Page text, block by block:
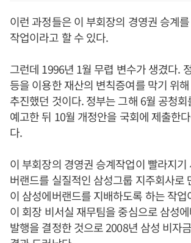
이런 과정들은 이 부회장의 경영권 승계
작업이라고 할 수 있다.
그런데 1996년 1월 무렵 변수가 생겼다.
등을 이용한 재산의 변칙증여를 막기 위
추진했던 것이다. 정부는 그해 6월 공청
예고한 뒤 10월 개정안을 국회에 제출한
다.
이 부회장의 경영권 승계작업이 빨라지기
버랜드를 실질적인 삼성그룹 지주회사로
이 삼성에버랜드를 지배하도록 하는 작업
이 회장 비서실 재무팀을 중심으로 삼성
발행을 결정한 것으로 2008년 삼성 비자